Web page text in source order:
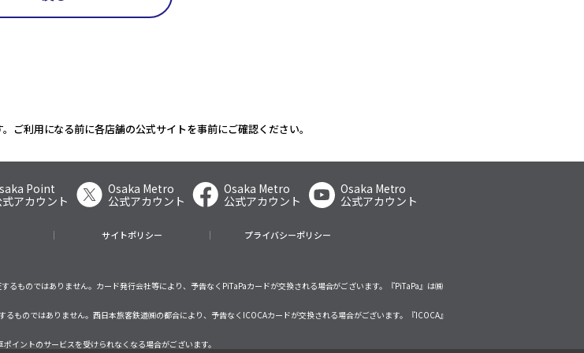
ご利用になる前に各店舗の公式サイトを事前にご確認ください。
Point
式アカウント
Osaka Metro
公式アカウント
Osaka Metro
公式アカウント
Osaka Metro
公式アカウント
サイトポリシー プライバシーポリシー
ものではありません。カード発行会社等により、予告なくPiTaPaカードが交換される場合がございます。『PiTaPa』は㈱
のではありません。西日本旅客鉄道㈱の都合により、予告なくICOCAカードが交換される場合がございます。『ICOCA』
イントのサービスを受けられなくなる場合がございます。